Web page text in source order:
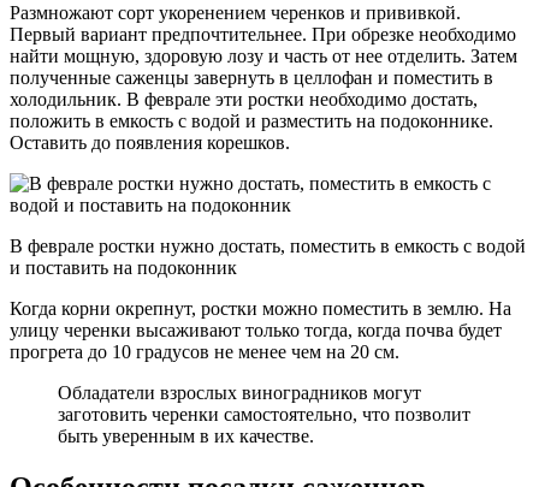
Размножают сорт укоренением черенков и прививкой.
Первый вариант предпочтительнее. При обрезке необходимо
найти мощную, здоровую лозу и часть от нее отделить. Затем
полученные саженцы завернуть в целлофан и поместить в
холодильник. В феврале эти ростки необходимо достать,
положить в емкость с водой и разместить на подоконнике.
Оставить до появления корешков.
В феврале ростки нужно достать, поместить в емкость с водой
и поставить на подоконник
Когда корни окрепнут, ростки можно поместить в землю. На
улицу черенки высаживают только тогда, когда почва будет
прогрета до 10 градусов не менее чем на 20 см.
Обладатели взрослых виноградников могут
заготовить черенки самостоятельно, что позволит
быть уверенным в их качестве.